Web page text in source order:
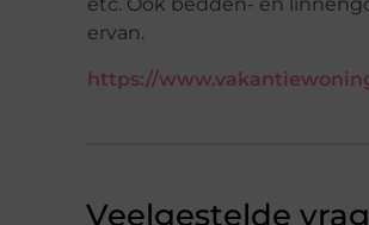
ervan.
https://
Veelgestelde